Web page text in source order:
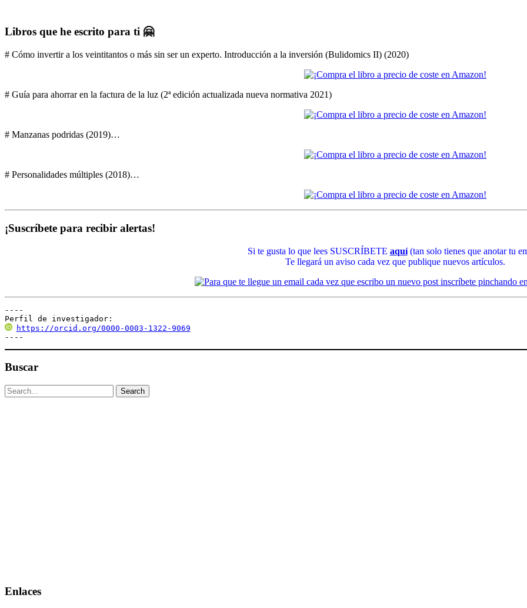
Libros que he escrito para ti 🤗
# Cómo invertir a los veintitantos o más sin ser un experto. Introducción a la inversión (Bulidomics II) (2020)
# Guía para ahorrar en la factura de la luz (2ª edición actualizada nueva normativa 2021)
# Manzanas podridas (2019)…
# Personalidades múltiples (2018)…
¡Suscríbete para recibir alertas!
Si te gusta lo que lees SUSCRÍBETE aquí(tan solo tienes que anotar tu
Te llegará un aviso cada vez que publique nuevos artículos.
----
Perfil de investigador:
https://orcid.org/0000-0003-1322-9069
----
Buscar
Enlaces